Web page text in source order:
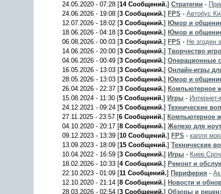
24.05.2020 - 07:28 [14 Сообщений.]Стратегии -
24.06.2026 - 19:08 [3 Сообщений.] FPS -Автобус
12.07.2026 - 18:02 [3 Сообщений.] Юмор и
18.06.2026 - 04:18 [3 Сообщений.] Юмор и
06.08.2026 - 00:03 [3 Сообщений.] FPS - Не згоден
14.06.2026 - 20:00 [3 Сообщений.]Творчество
04.06.2026 - 00:49 [3 Сообщений.]Операционные
16.05.2026 - 13:03 [3 Сообщений.]Онлайн-игры
28.05.2026 - 13:03 [3 Сообщений.] Юмор и
26.04.2026 - 22:37 [3 Сообщений.] Компьютерное
15.08.2024 - 11:30 [5 Сообщений.] Игры -
24.12.2021 - 09:24 [5 Сообщений.]Технические
27.11.2025 - 23:57 [6 Сообщений.] Компьютерное
04.10.2020 - 20:17 [8 Сообщений.]Железо для
09.12.2023 - 13:39 [10 Сообщений.] FPS - капля
13.09.2023 - 18:09 [15 Сообщений.]Технические
10.04.2022 - 16:59 [3 Сообщений.] Игры -
18.02.2026 - 10:33 [4 Сообщений.] Ремонт и
22.10.2023 - 01:09 [11 Сообщений.] Периферия -
12.10.2020 - 21:14 [8 Сообщений.] Новости и
28.03.2026 - 02:54 [3 Сообщений.]Обзоры и